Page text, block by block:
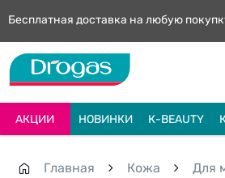
Бесплатная доставка на любую
АКЦИИ НОВИНКИ К-BEAUTY
Главная Кожа Для